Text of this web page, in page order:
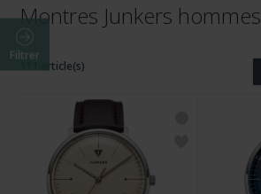
Montres Junkers hommes
Filtrer
111 article(s)